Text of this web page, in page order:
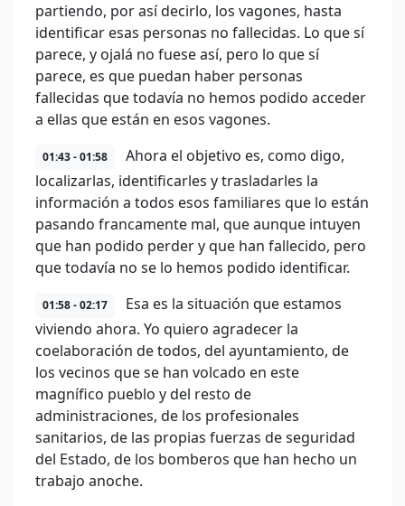
partiendo, por así decirlo, los vagones, hasta
identificar esas personas no fallecidas. Lo que sí
parece, y ojalá no fuese así, pero lo que sí
parece, es que puedan haber personas
fallecidas que todavía no hemos podido acceder
a ellas que están en esos vagones.
01:43 - 01:58
Ahora el objetivo es, como digo,
localizarlas, identificarles y trasladarles la
información a todos esos familiares que lo están
pasando francamente mal, que aunque intuyen
que han podido perder y que han fallecido, pero
que todavía no se lo hemos podido identificar.
01:58 - 02:17
Esa es la situación que estamos
viviendo ahora. Yo quiero agradecer la
coelaboración de todos, del ayuntamiento, de
los vecinos que se han volcado en este
magnífico pueblo y del resto de
administraciones, de los profesionales
sanitarios, de las propias fuerzas de seguridad
del Estado, de los bomberos que han hecho un
trabajo anoche.